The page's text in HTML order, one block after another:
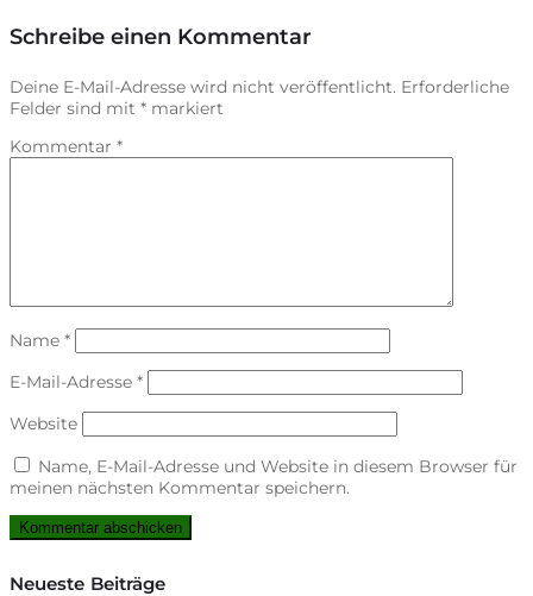
Schreibe einen Kommentar
Deine E-Mail-Adresse wird nicht veröffentlicht. Erforderliche
Felder sind mit * markiert
Kommentar *
Name *
E-Mail-Adresse *
Website
Name, E-Mail-Adresse und Website in diesem Browser für
meinen nächsten Kommentar speichern.
Neueste Beiträge